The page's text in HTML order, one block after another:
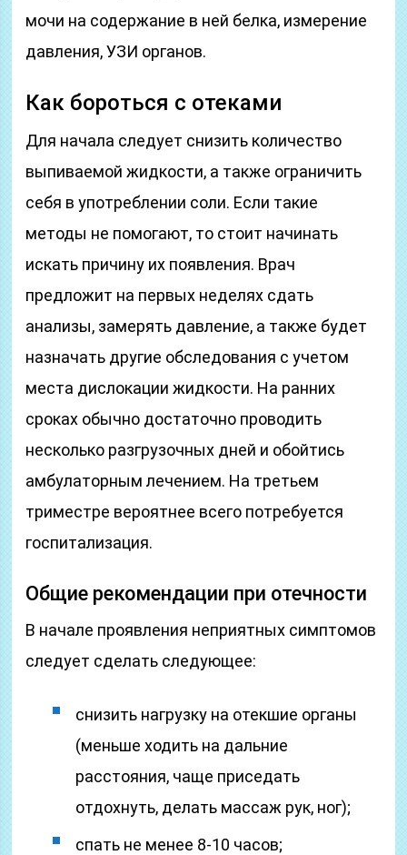
мочи на содержание в ней белка, измерение
давления, УЗИ органов.
Как бороться с отеками
Для начала следует снизить количество
выпиваемой жидкости, а также ограничить
себя в употреблении соли. Если такие
методы не помогают, то стоит начинать
искать причину их появления. Врач
предложит на первых неделях сдать
анализы, замерять давление, а также будет
назначать другие обследования с учетом
места дислокации жидкости. На ранних
сроках обычно достаточно проводить
несколько разгрузочных дней и обойтись
амбулаторным лечением. На третьем
триместре вероятнее всего потребуется
госпитализация.
Общие рекомендации при отечности
В начале проявления неприятных симптомов
следует сделать следующее:
снизить нагрузку на отекшие органы
(меньше ходить на дальние
расстояния, чаще приседать
отдохнуть, делать массаж рук, ног);
спать не менее 8-10 часов;